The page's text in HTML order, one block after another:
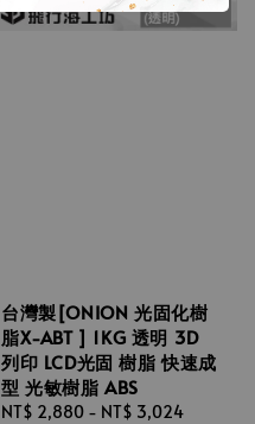
台灣製[ONION 光固化樹
脂X-ABT ] 1KG 透明 3D
列印 LCD光固 樹脂 快速成
型 光敏樹脂 ABS
Regular
NT$ 2,880 - NT$ 3,024